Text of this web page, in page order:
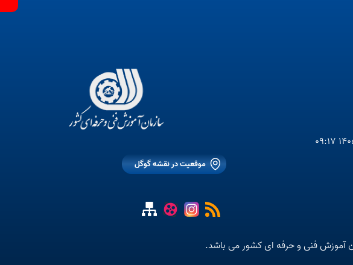
موقعیت در نقشه گوگل
آموزش فنی و حرفه ای کشور می باشد.